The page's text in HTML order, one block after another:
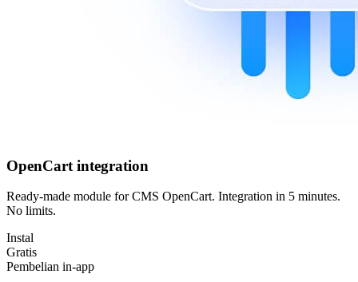
OpenCart integration
Ready-made module for CMS OpenCart. Integration in 5 minutes.
No limits.
Instal
Gratis
Pembelian in-app